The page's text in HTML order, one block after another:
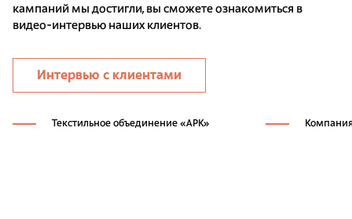
кампаний мы достигли, вы сможете ознакомиться в
видео-интервью наших клиентов.
Интервью с клиентами
Текстильное объединение «АРК»